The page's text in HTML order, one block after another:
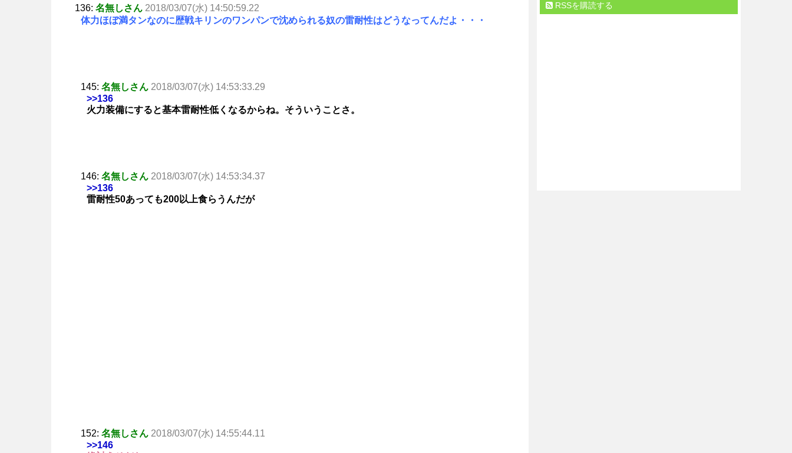
136: 名無しさん 2018/03/07(水) 14:50:59.22
体力ほぼ満タンなのに歴戦キリンのワンパンで沈められる奴の雷耐性はどうなってんだよ・・・
145: 名無しさん 2018/03/07(水) 14:53:33.29
>>136
火力装備にすると基本雷耐性低くなるからね。そういうことさ。
146: 名無しさん 2018/03/07(水) 14:53:34.37
>>136
雷耐性50あっても200以上食らうんだが
152: 名無しさん 2018/03/07(水) 14:55:44.11
>>146
RSSを購読する